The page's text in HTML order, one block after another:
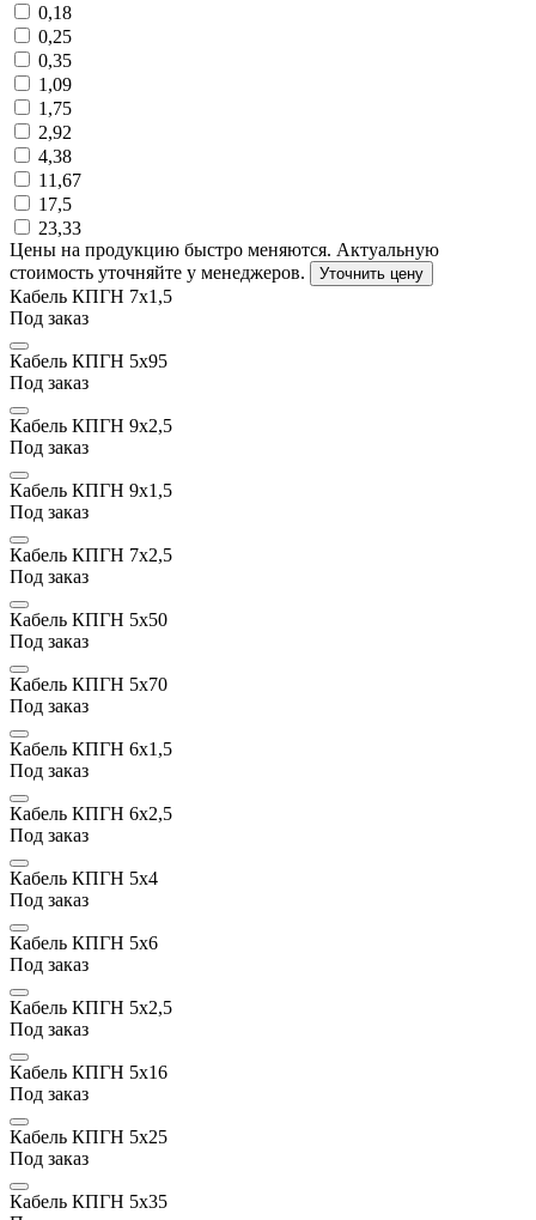
0,18
0,25
0,35
1,09
1,75
2,92
4,38
11,67
17,5
23,33
Цены на продукцию быстро меняются. Актуальную
стоимость уточняйте у менеджеров.
Уточнить цену
Кабель КПГН 7х1,5
Под заказ
Кабель КПГН 5х95
Под заказ
Кабель КПГН 9х2,5
Под заказ
Кабель КПГН 9х1,5
Под заказ
Кабель КПГН 7х2,5
Под заказ
Кабель КПГН 5х50
Под заказ
Кабель КПГН 5х70
Под заказ
Кабель КПГН 6х1,5
Под заказ
Кабель КПГН 6х2,5
Под заказ
Кабель КПГН 5х4
Под заказ
Кабель КПГН 5х6
Под заказ
Кабель КПГН 5х2,5
Под заказ
Кабель КПГН 5х16
Под заказ
Кабель КПГН 5х25
Под заказ
Кабель КПГН 5х35